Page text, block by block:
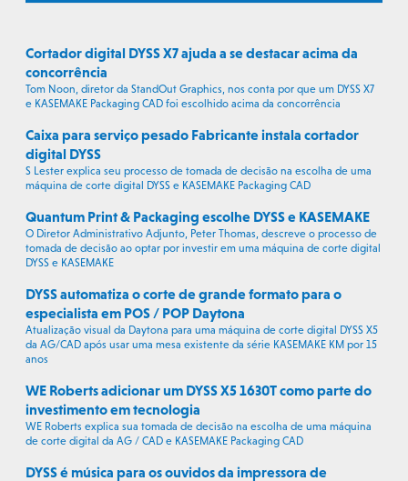
Cortador digital DYSS X7 ajuda a se destacar acima da
concorrência
Tom Noon, diretor da StandOut Graphics, nos conta por que um DYSS X7
e KASEMAKE Packaging CAD foi escolhido acima da concorrência
Caixa para serviço pesado Fabricante instala cortador
digital DYSS
S Lester explica seu processo de tomada de decisão na escolha de uma
máquina de corte digital DYSS e KASEMAKE Packaging CAD
Quantum Print & Packaging escolhe DYSS e KASEMAKE
O Diretor Administrativo Adjunto, Peter Thomas, descreve o processo de
tomada de decisão ao optar por investir em uma máquina de corte digital
DYSS e KASEMAKE
DYSS automatiza o corte de grande formato para o
especialista em POS / POP Daytona
Atualização visual da Daytona para uma máquina de corte digital DYSS X5
da AG/CAD após usar uma mesa existente da série KASEMAKE KM por 15
anos
WE Roberts adicionar um DYSS X5 1630T como parte do
investimento em tecnologia
WE Roberts explica sua tomada de decisão na escolha de uma máquina
de corte digital da AG / CAD e KASEMAKE Packaging CAD
DYSS é música para os ouvidos da impressora de